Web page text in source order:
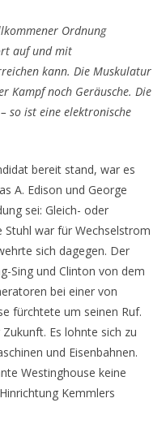
Ordnung
auf und mit
kann. Die Muskulatur
Kampf noch Geräusche. Die
so ist eine elektronische
bereit stand, war es
A. Edison und George
sei: Gleich- oder
war für Wechselstrom
sich dagegen. Der
Sing und Clinton von dem
bei einer von
fürchtete um seinen Ruf.
Es lohnte sich zu
und Eisenbahnen.
Westinghouse keine
Kemmlers